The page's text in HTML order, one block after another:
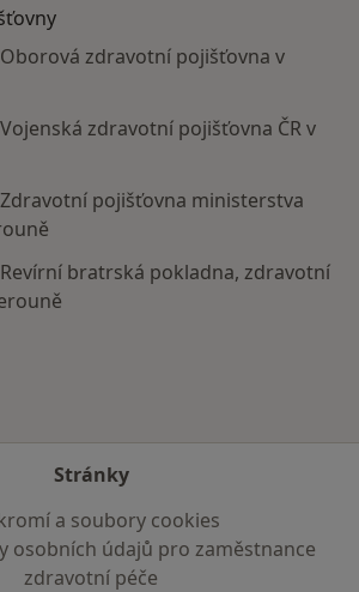
zdravotní pojišťovna v
zdravotní pojišťovna ČR v
pojišťovna ministerstva
bratrská pokladna, zdravotní
Stránky
a soubory cookies
osobních údajů pro zaměstnance
zdravotní péče